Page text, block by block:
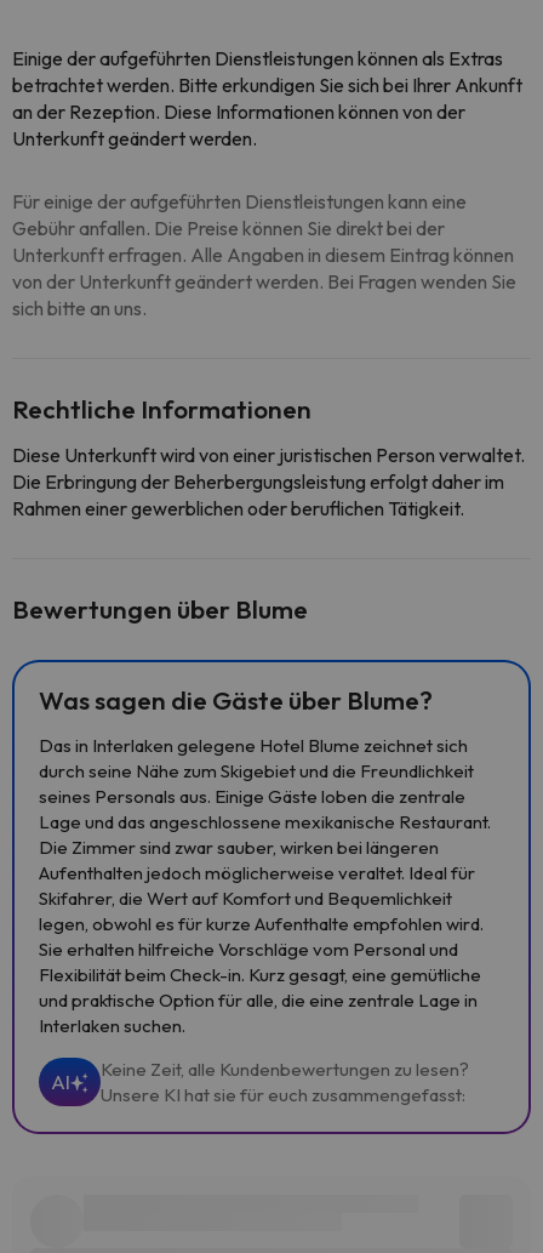
Einige der aufgeführten Dienstleistungen können als Extras
betrachtet werden. Bitte erkundigen Sie sich bei Ihrer Ankunft
an der Rezeption. Diese Informationen können von der
Unterkunft geändert werden.
Für einige der aufgeführten Dienstleistungen kann eine
Gebühr anfallen. Die Preise können Sie direkt bei der
Unterkunft erfragen. Alle Angaben in diesem Eintrag können
von der Unterkunft geändert werden. Bei Fragen wenden Sie
sich bitte an uns.
Rechtliche Informationen
Diese Unterkunft wird von einer juristischen Person verwaltet.
Die Erbringung der Beherbergungsleistung erfolgt daher im
Rahmen einer gewerblichen oder beruflichen Tätigkeit.
Bewertungen über Blume
Was sagen die Gäste über Blume?
Das in Interlaken gelegene Hotel Blume zeichnet sich
durch seine Nähe zum Skigebiet und die Freundlichkeit
seines Personals aus. Einige Gäste loben die zentrale
Lage und das angeschlossene mexikanische Restaurant.
Die Zimmer sind zwar sauber, wirken bei längeren
Aufenthalten jedoch möglicherweise veraltet. Ideal für
Skifahrer, die Wert auf Komfort und Bequemlichkeit
legen, obwohl es für kurze Aufenthalte empfohlen wird.
Sie erhalten hilfreiche Vorschläge vom Personal und
Flexibilität beim Check-in. Kurz gesagt, eine gemütliche
und praktische Option für alle, die eine zentrale Lage in
Interlaken suchen.
AI
Keine Zeit, alle Kundenbewertungen zu lesen?
Unsere KI hat sie für euch zusammengefasst: